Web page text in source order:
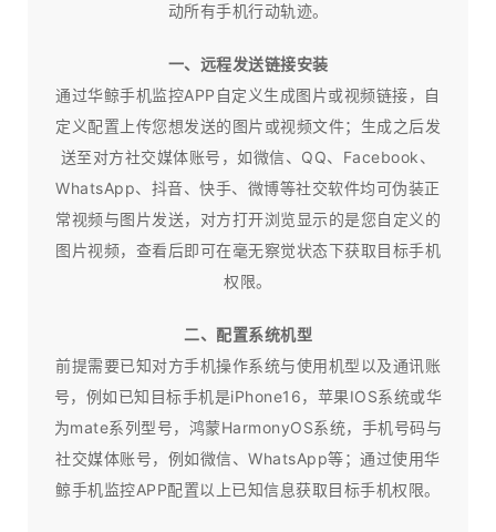
动所有手机行动轨迹。
一、远程发送链接安装
通过华鲸手机监控APP自定义生成图片或视频链接，自
定义配置上传您想发送的图片或视频文件；生成之后发
送至对方社交媒体账号，如微信、QQ、Facebook、
WhatsApp、抖音、快手、微博等社交软件均可伪装正
常视频与图片发送，对方打开浏览显示的是您自定义的
图片视频，查看后即可在毫无察觉状态下获取目标手机
权限。
二、配置系统机型
前提需要已知对方手机操作系统与使用机型以及通讯账
号，例如已知目标手机是iPhone16，苹果IOS系统或华
为mate系列型号，鸿蒙HarmonyOS系统，手机号码与
社交媒体账号，例如微信、WhatsApp等；通过使用华
鲸手机监控APP配置以上已知信息获取目标手机权限。